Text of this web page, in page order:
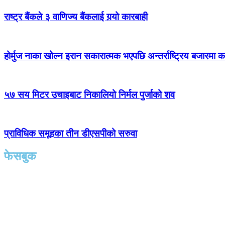
राष्ट्र बैंकले ३ वाणिज्य बैंकलाई गर्‍यो कारबाही
होर्मुज नाका खोल्न इरान सकारात्मक भएपछि अन्तर्राष्ट्रिय
५७ सय मिटर उचाइबाट निकालियो निर्मल पुर्जाको शव
प्राविधिक समूहका तीन डीएसपीको सरुवा
फेसबुक